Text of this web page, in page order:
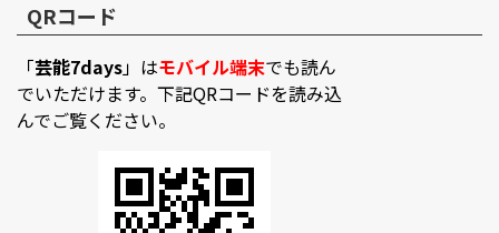
QRコード
「芸能7days」はモバイル端末でも読ん
でいただけます。下記QRコードを読み込
んでご覧ください。